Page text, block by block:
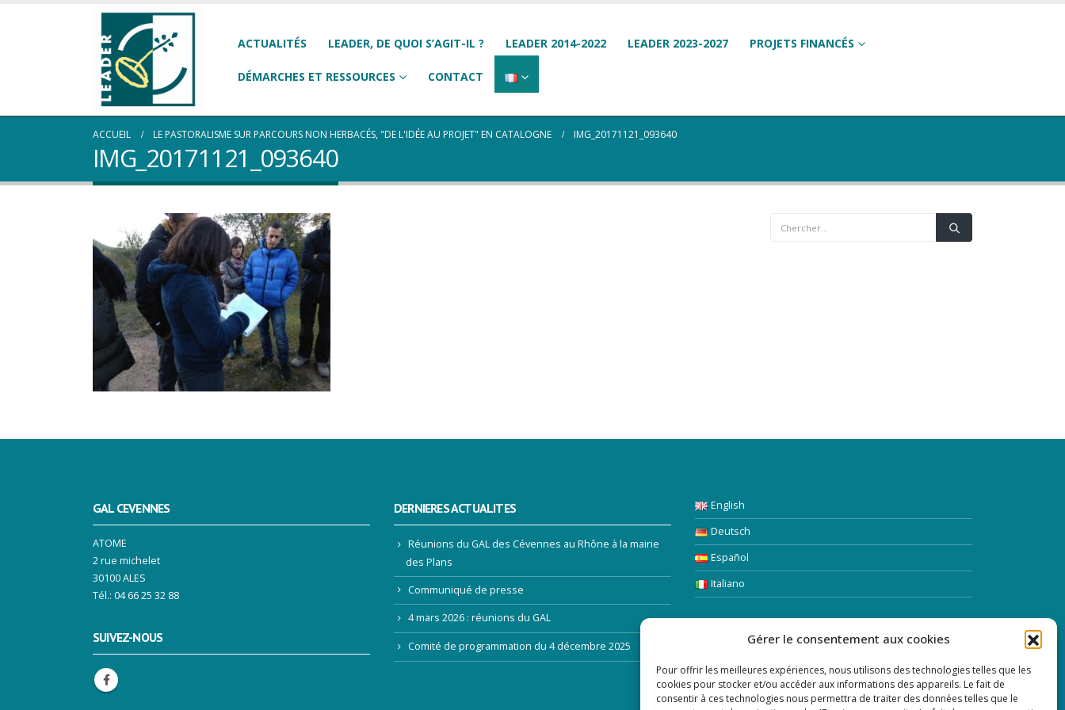
Gérer le consentement aux cookies
Pour offrir les meilleures expériences, nous utilisons des technologies telles que les
cookies pour stocker et/ou accéder aux informations des appareils. Le fait de
consentir à ces technologies nous permettra de traiter des données telles que le
ACTUALITÉS LEADER, DE QUOI S’AGIT-IL ? LEADER 2014-2022 LEADER 2023-2027 PROJETS FINANCÉS
DÉMARCHES ET RESSOURCES CONTACT
ACCUEIL LE PASTORALISME SUR PARCOURS NON HERBACÉS, "DE L'IDÉE AU PROJET" EN CATALOGNE IMG_20171121_093640
IMG_20171121_093640
GAL CEVENNES
ATOME
2 rue michelet
30100 ALES
Tél.: 04 66 25 32 88
SUIVEZ-NOUS
DERNIERES ACTUALITES
Réunions du GAL des Cévennes au Rhône à la mairie
des Plans
Communiqué de presse
4 mars 2026 : réunions du GAL
Comité de programmation du 4 décembre 2025
English
Deutsch
Español
Italiano
Addresse Email: